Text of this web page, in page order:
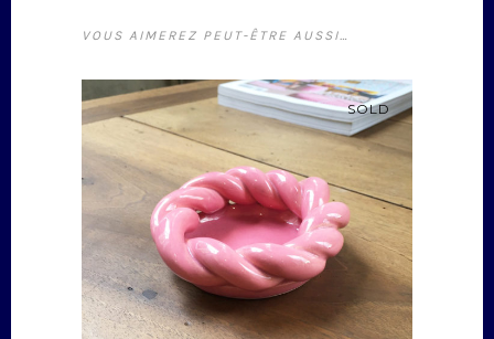
VOUS AIMEREZ PEUT-ÊTRE AUSSI…
SOLD